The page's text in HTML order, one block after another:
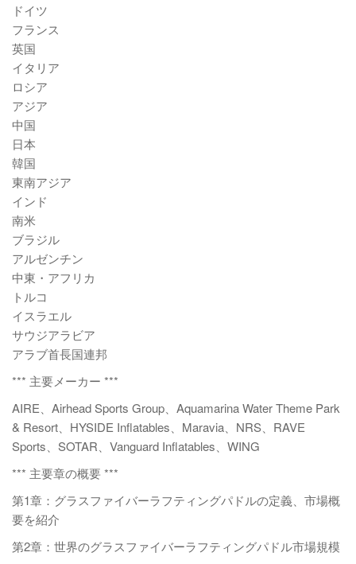
ドイツ
フランス
英国
イタリア
ロシア
アジア
中国
日本
韓国
東南アジア
インド
南米
ブラジル
アルゼンチン
中東・アフリカ
トルコ
イスラエル
サウジアラビア
アラブ首長国連邦
*** 主要メーカー ***
AIRE、Airhead Sports Group、Aquamarina Water Theme Park
& Resort、HYSIDE Inflatables、Maravia、NRS、RAVE
Sports、SOTAR、Vanguard Inflatables、WING
*** 主要章の概要 ***
第1章：グラスファイバーラフティングパドルの定義、市場概
要を紹介
第2章：世界のグラスファイバーラフティングパドル市場規模